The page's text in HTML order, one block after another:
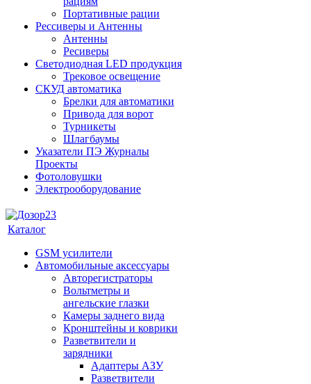
Портативные рации
Рессиверы и Антенны
Антенны
Ресиверы
Светодиодная LED продукция
Трековое освещение
СКУД автоматика
Брелки для автоматики
Привода для ворот
Турникеты
Шлагбаумы
Указатели ПЭ Журналы
Проекты
Фотоловушки
Электрооборудование
Каталог
GSM усилители
Автомобильные аксессуары
Авторегистраторы
Вольтметры и
ангельские глазки
Камеры заднего вида
Кронштейны и коврики
Разветвители и
зарядники
Адаптеры АЗУ
Разветвители